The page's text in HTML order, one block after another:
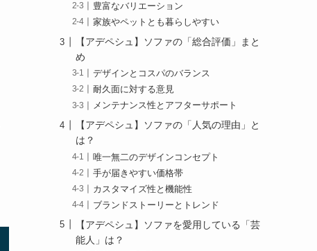
豊富なバリエーション
家族やペットとも暮らしやすい
【アデペシュ】ソファの「総合評価」まと
め
デザインとコスパのバランス
耐久面に対する意見
メンテナンス性とアフターサポート
【アデペシュ】ソファの「人気の理由」と
は？
唯一無二のデザインコンセプト
手が届きやすい価格帯
カスタマイズ性と機能性
ブランドストーリーとトレンド
【アデペシュ】ソファを愛用している「芸
能人」は？